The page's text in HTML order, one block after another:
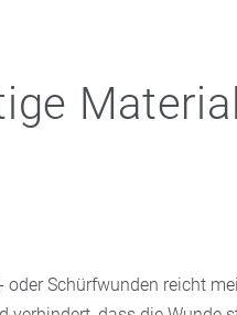
Material
Schürfwunden reicht